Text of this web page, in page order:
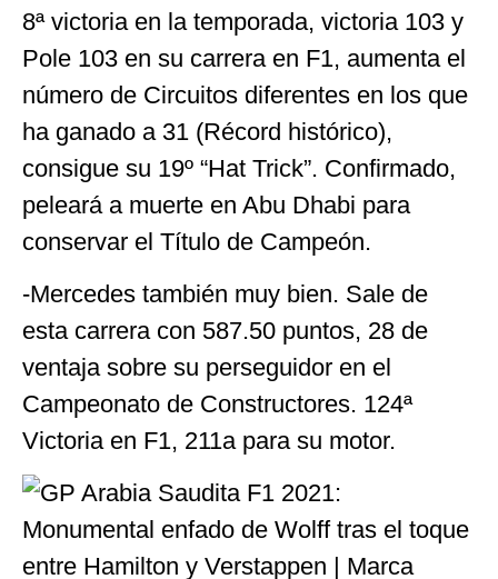
8ª victoria en la temporada, victoria 103 y
Pole 103 en su carrera en F1, aumenta el
número de Circuitos diferentes en los que
ha ganado a 31 (Récord histórico),
consigue su 19º “Hat Trick”. Confirmado,
peleará a muerte en Abu Dhabi para
conservar el Título de Campeón.
-Mercedes también muy bien. Sale de
esta carrera con 587.50 puntos, 28 de
ventaja sobre su perseguidor en el
Campeonato de Constructores. 124ª
Victoria en F1, 211a para su motor.